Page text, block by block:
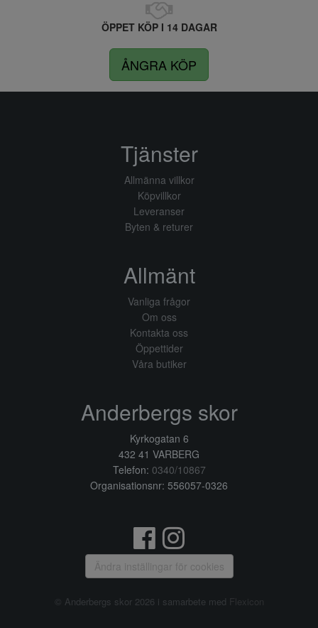
ÖPPET KÖP I 14 DAGAR
ÅNGRA KÖP
Tjänster
Allmänna villkor
Köpvillkor
Leveranser
Byten & returer
Allmänt
Vanliga frågor
Om oss
Kontakta oss
Öppettider
Våra butiker
Anderbergs skor
Kyrkogatan 6
432 41 VARBERG
Telefon: 0340/10867
Organisationsnr: 556057-0326
Ändra inställingar för cookies
© Anderbergs skor 2026 i samarbete med Flexicon